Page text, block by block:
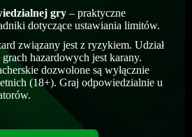
gry – praktyczne
dotyczące ustawiania limitów.
związany jest z ryzykiem. Udział
hazardowych jest karany.
dozwolone są wyłącznie
(18+). Graj odpowiedzialnie u